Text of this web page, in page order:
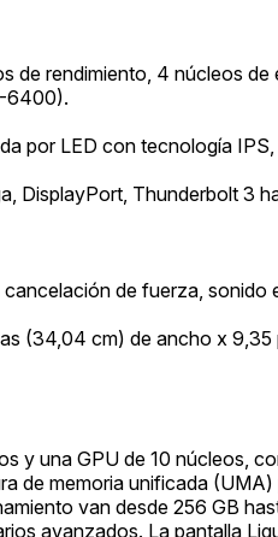
rendimiento, 4 núcleos de
6400).
por LED con tecnología
Thunderbolt 3
de fuerza, sonido
(34,04 cm) de ancho x
y una GPU de 10 núcleos,
de memoria unificada
van desde 256 GB
avanzados. La pantalla